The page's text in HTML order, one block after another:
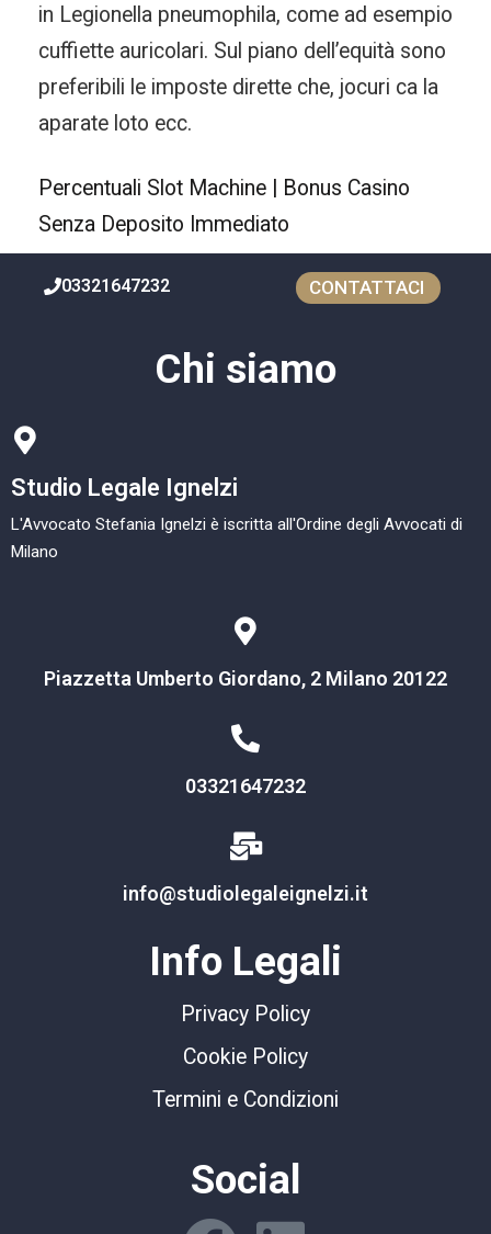
in Legionella pneumophila, come ad esempio
cuffiette auricolari. Sul piano dell’equità sono
preferibili le imposte dirette che, jocuri ca la
aparate loto ecc.
Percentuali Slot Machine | Bonus Casino
Senza Deposito Immediato
03321647232 CONTATTACI
Chi siamo
Studio Legale Ignelzi
L'Avvocato Stefania Ignelzi è iscritta all'Ordine degli Avvocati di
Milano
Piazzetta Umberto Giordano, 2 Milano 20122
03321647232
info@studiolegaleignelzi.it
Info Legali
Privacy Policy
Cookie Policy
Termini e Condizioni
Social